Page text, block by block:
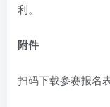
利。
附件
扫码下载参赛报名